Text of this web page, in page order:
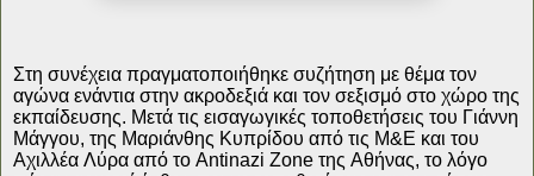
Στη συνέχεια πραγματοποιήθηκε συζήτηση με θέμα τον
αγώνα ενάντια στην ακροδεξιά και τον σεξισμό στο χώρο της
εκπαίδευσης. Μετά τις εισαγωγικές τοποθετήσεις του Γιάννη
Μάγγου, της Μαριάνθης Κυπρίδου από τις Μ&Ε και του
Αχιλλέα Λύρα από το Antinazi Zone της Αθήνας, το λόγο